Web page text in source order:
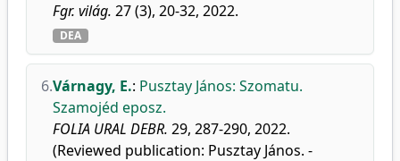
Fgr. világ. 27 (3), 20-32, 2022.
DEA
6.Várnagy, E.: Pusztay János: Szomatu.
Szamojéd eposz.
FOLIA URAL DEBR. 29, 287-290, 2022.
(Reviewed publication: Pusztay János. -